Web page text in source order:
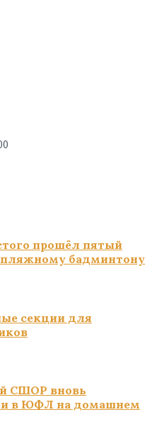
прошёл пятый
бадминтону
секции для
СШОР вновь
в ЮФЛ на домашнем